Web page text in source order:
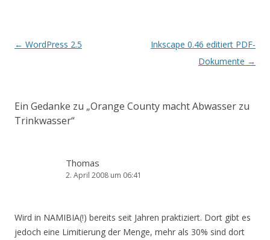
Artikel-Navigation
← WordPress 2.5
Inkscape 0.46 editiert PDF-
Dokumente →
Ein Gedanke zu „Orange County macht Abwasser zu
Trinkwasser“
Thomas
2. April 2008 um 06:41
Wird in NAMIBIA(!) bereits seit Jahren praktiziert. Dort gibt es
jedoch eine Limitierung der Menge, mehr als 30% sind dort